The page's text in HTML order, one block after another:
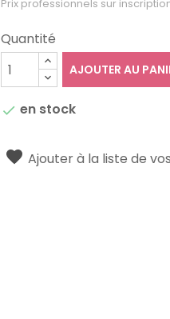
Prix professionnels sur
Quantité
AJOUTER AU
 en stock
Ajouter à la liste de